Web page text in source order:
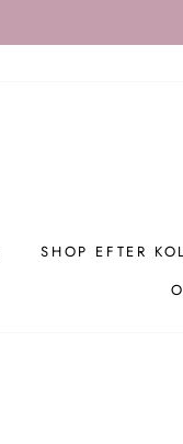
SHOP EFTER